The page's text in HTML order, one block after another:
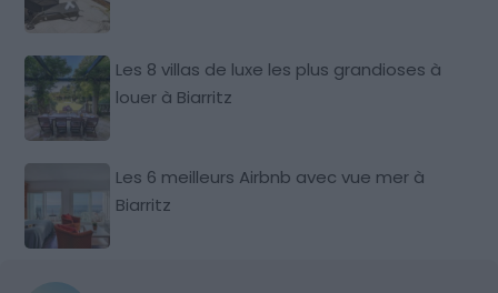
Les 8 villas de luxe les plus grandioses à
louer à Biarritz
Les 6 meilleurs Airbnb avec vue mer à
Biarritz